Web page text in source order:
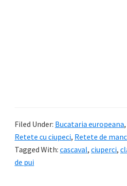
Filed Under: Bucataria europeana,
Retete cu ciupeci, Retete de
Tagged With: cascaval, ciuperci,
de pui